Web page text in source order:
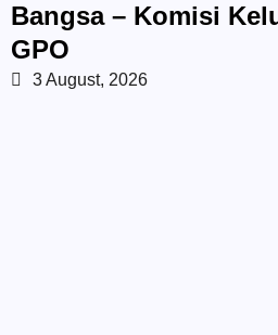
Bangsa – Komisi
GPO
3 August, 2026